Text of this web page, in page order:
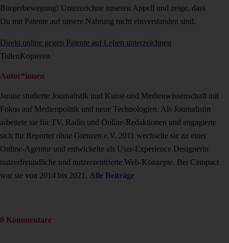
Bürgerbewegung! Unterzeichne unseren Appell und zeige, dass
Du mit Patente auf unsere Nahrung nicht einverstanden sind.
Direkt online gegen Patente auf Leben unterzeichnen
TeilenKopieren
Autor*innen
Janine studierte Journalistik und Kunst-und Medienwissenschaft mit
Fokus auf Medienpolitik und neue Technologien. Als Journalistin
arbeitete sie für TV, Radio und Online-Redaktionen und engagierte
sich für Reporter ohne Grenzen e.V. 2011 wechselte sie zu einer
Online-Agentur und entwickelte als User-Experience Designerin
nutzerfreundliche und nutzerzentrierte Web-Konzepte. Bei Campact
war sie von 2014 bis 2021. Alle Beiträge
8 Kommentare